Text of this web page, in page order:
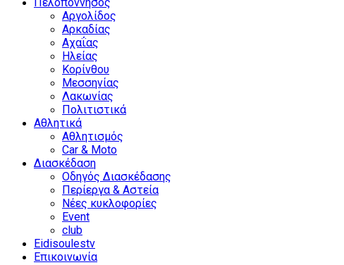
Πελοπόννησος
Αργολίδος
Αρκαδίας
Αχαΐας
Ηλείας
Κορίνθου
Μεσσηνίας
Λακωνίας
Πολιτιστικά
Αθλητικά
Αθλητισμός
Car & Moto
Διασκέδαση
Οδηγός Διασκέδασης
Περίεργα & Αστεία
Νέες κυκλοφορίες
Event
club
Eidisoulestv
Επικοινωνία